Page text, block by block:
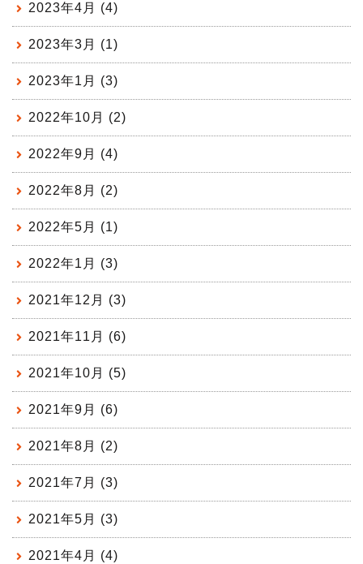
2023年4月 (4)
2023年3月 (1)
2023年1月 (3)
2022年10月 (2)
2022年9月 (4)
2022年8月 (2)
2022年5月 (1)
2022年1月 (3)
2021年12月 (3)
2021年11月 (6)
2021年10月 (5)
2021年9月 (6)
2021年8月 (2)
2021年7月 (3)
2021年5月 (3)
2021年4月 (4)